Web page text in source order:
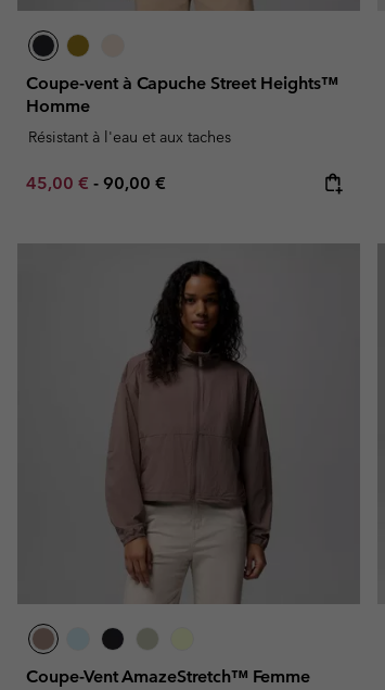
Coupe-vent à Capuche Street Heights™
Homme
Résistant à l'eau et aux taches
Minimum sale price:
45,00 € - Maximum price:
90,00 €
Coupe-Vent AmazeStretch™ Femme